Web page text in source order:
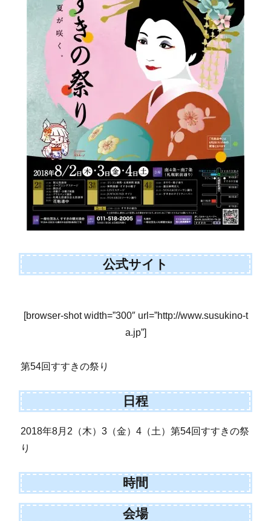
公式サイト
[browser-shot width=”300″ url=”http://www.susukino-t
a.jp”]
第54回すすきの祭り
日程
2018年8月2（木）3（金）4（土）第54回すすきの祭
り
時間
会場